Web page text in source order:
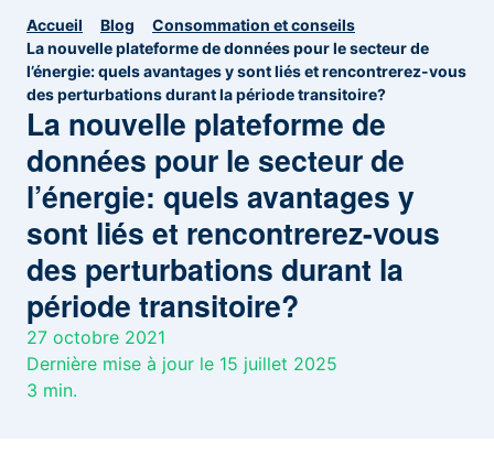
Accueil Blog
Consommation et conseils
La nouvelle plateforme de données pour le secteur de
l’énergie: quels avantages y sont liés et rencontrerez-vous
des perturbations durant la période transitoire?
La nouvelle plateforme de
données pour le secteur de
l’énergie: quels avantages y
sont liés et rencontrerez-vous
des perturbations durant la
période transitoire?
27 octobre 2021
Dernière mise à jour le 15 juillet 2025
3 min.